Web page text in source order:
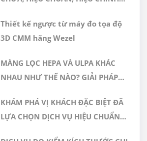
ISO/IEC 17025:2017
Thiết kế ngược từ máy đo tọa độ
3D CMM hãng Wezel
MÀNG LỌC HEPA VÀ ULPA KHÁC
NHAU NHƯ THẾ NÀO? GIẢI PHÁP
DƯỢC PHẨM
KHÁM PHÁ VỊ KHÁCH ĐẶC BIỆT ĐÃ
LỰA CHỌN DỊCH VỤ HIỆU CHUẨN